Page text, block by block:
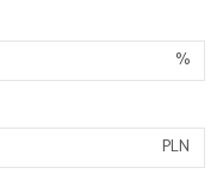
%
PLN